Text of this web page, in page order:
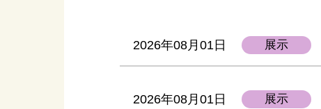
2026年08月01日 展示
2026年08月01日 展示